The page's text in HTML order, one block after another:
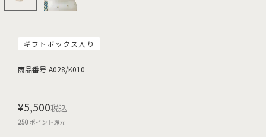
ギフトボックス入り
商品番号 A028/K010
¥5,500税込
250ポイント還元